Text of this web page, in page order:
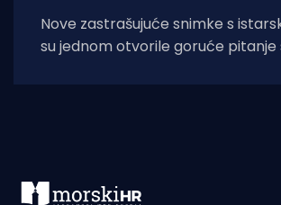
Nove zastrašujuće snimke s
su jednom otvorile goruće pitanje